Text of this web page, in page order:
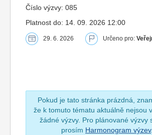
Číslo výzvy: 085
Platnost do: 14. 09. 2026 12:00
29. 6. 2026 Určeno pro:
Pokud je tato stránka prázdná,
že k tomuto tématu aktuálně nejsou
žádné výzvy. Pro plánované výzvy
prosím Harmonogram výzev.